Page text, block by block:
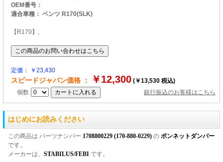
OEM番号：
適合車種： ベンツ R170(SLK)
【R170】,
定価： ￥23,430
スピードジャパン価格 ： ￥12,300 (￥13,530 税込)
個数
銀行振込のお客様はこちら
はじめにお読みください
この商品は パーツナンバー 1708800229 (170-880-0229) の ボンネットダンパー
です。
メーカーは、 STABILUS/FEBI です。